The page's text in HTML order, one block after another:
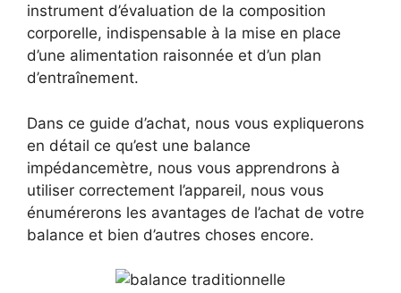
instrument d’évaluation de la composition
corporelle, indispensable à la mise en place
d’une alimentation raisonnée et d’un plan
d’entraînement.
Dans ce guide d’achat, nous vous expliquerons
en détail ce qu’est une balance
impédancemètre, nous vous apprendrons à
utiliser correctement l’appareil, nous vous
énumérerons les avantages de l’achat de votre
balance et bien d’autres choses encore.